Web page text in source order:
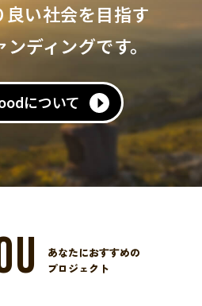
い社会を目指す
ンディングです。
について
あなたにおすすめの
プロジェクト